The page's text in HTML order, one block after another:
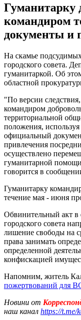
Гуманитарку
командиром
документы и
На скамье подсудимых
городского совета.
гуманитаркой. Об
областной
"По версии
командиром
территориальной
положения,
официальный
привлечения
осуществлено
гуманитарной
говорится в
Гуманитарку
течение мая - июня
Обвинительный акт в
городского совета
лишение свободы на
права занимать
определенной
конфискацией
Напомним, житель
пожертвований для
Новини от
наш канал https://t.me/